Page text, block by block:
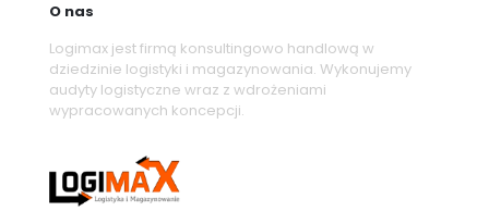
O nas
Logimax jest firmą konsultingowo handlową w
dziedzinie logistyki i magazynowania. Wykonujemy
audyty logistyczne wraz z wdrożeniami
wypracowanych koncepcji.